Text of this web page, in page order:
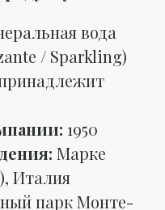
вода
/ Sparkling)
1950
Марке
Италия
парк Монте-